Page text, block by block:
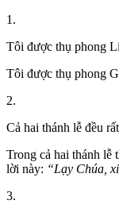
1.
Tôi được thụ phong
Tôi được thụ phong
2.
Cả hai thánh lễ đều
Trong cả hai thánh lễ
lời này: “Lạy Chúa,
3.